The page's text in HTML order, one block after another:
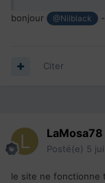
bonjour @Nilblack -
Citer
LaMosa78
Posté(e) 5
le site ne fonctionne